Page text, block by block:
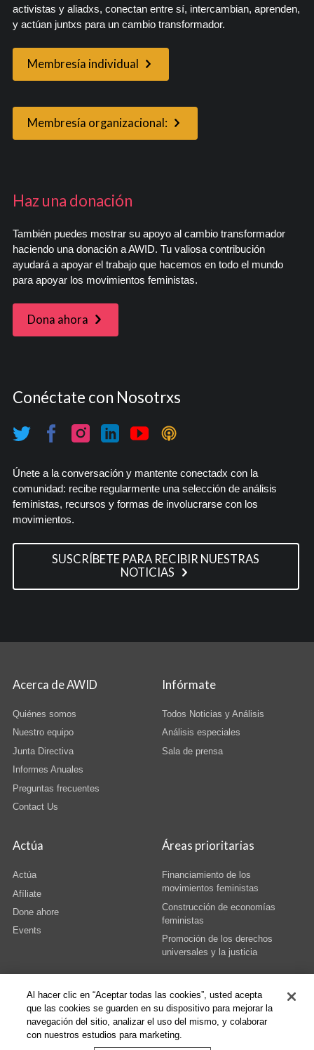
activistas y aliadxs, conectan entre sí, intercambian, aprenden,
y actúan juntxs para un cambio transformador.
Membresía individual
Membresía organizacional:
Haz una donación
También puedes mostrar su apoyo al cambio transformador
haciendo una donación a AWID. Tu valiosa contribución
ayudará a apoyar el trabajo que hacemos en todo el mundo
para apoyar los movimientos feministas.
Dona ahora
Conéctate con Nosotrxs
Únete a la conversación y mantente conectadx con la
comunidad: recibe regularmente una selección de análisis
feministas, recursos y formas de involucrarse con los
movimientos.
SUSCRÍBETE PARA RECIBIR NUESTRAS
NOTICIAS
Acerca de AWID
Quiénes somos
Nuestro equipo
Junta Directiva
Informes Anuales
Preguntas frecuentes
Contact Us
Infórmate
Todos Noticias y Análisis
Análisis especiales
Sala de prensa
Actúa
Actúa
Afíliate
Done ahore
Events
Áreas prioritarias
Financiamiento de los
movimientos feministas
Construcción de economías
feministas
Promoción de los derechos
universales y la justicia
© Copyright AWID 2026. All rights reserved.Terms & Conditions
Al hacer clic en “Aceptar todas las cookies”, usted acepta
que las cookies se guarden en su dispositivo para mejorar la
navegación del sitio, analizar el uso del mismo, y colaborar
con nuestros estudios para marketing.